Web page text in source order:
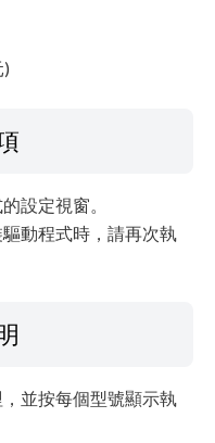
)
設定視窗。
動程式時，請再次執
並按每個型號顯示執